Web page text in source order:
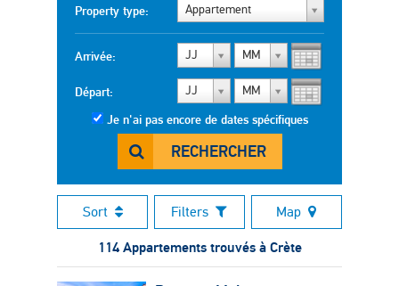
Property type: Appartement
Arrivée: JJ MM
Départ: JJ MM
Je n'ai pas encore de dates spécifiques
RECHERCHER
Sort Filters Map
114 Appartements trouvés à Crète